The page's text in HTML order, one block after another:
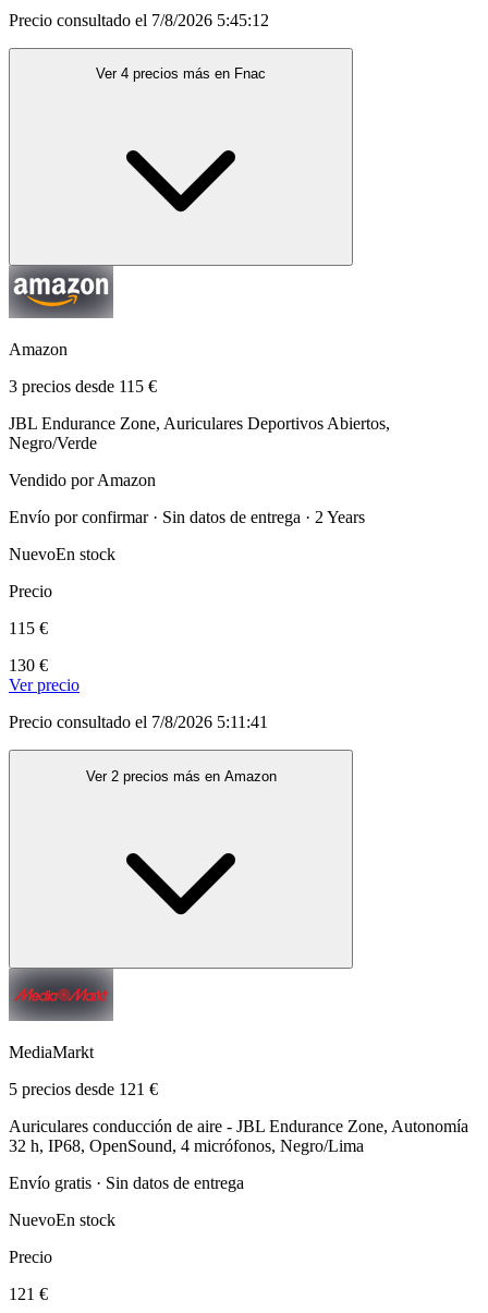
Precio consultado el 7/8/2026 5:45:12
Ver 4 precios más en Fnac
Amazon
3 precios desde 115 €
JBL Endurance Zone, Auriculares Deportivos Abiertos,
Negro/Verde
Vendido por Amazon
Envío por confirmar · Sin datos de entrega · 2 Years
NuevoEn stock
Precio
115 €
130 €
Ver precio
Precio consultado el 7/8/2026 5:11:41
Ver 2 precios más en Amazon
MediaMarkt
5 precios desde 121 €
Auriculares conducción de aire - JBL Endurance Zone, Autonomía
32 h, IP68, OpenSound, 4 micrófonos, Negro/Lima
Envío gratis · Sin datos de entrega
NuevoEn stock
Precio
121 €